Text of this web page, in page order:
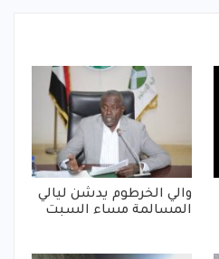
والي الخرطوم يدشن ليالي
المسالمة مساء السبت